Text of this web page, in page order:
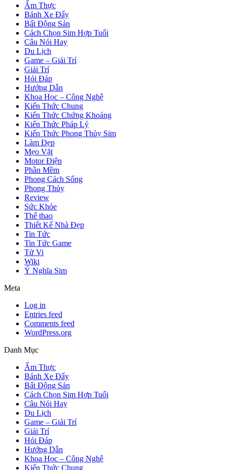
Ẩm Thực
Bánh Xe Đẩy
Bất Động Sản
Cách Chọn Sim Hợp Tuổi
Câu Nói Hay
Du Lịch
Game – Giải Trí
Giải Trí
Hỏi Đáp
Hướng Dẫn
Khoa Học – Công Nghệ
Kiến Thức Chung
Kiến Thức Chứng Khoáng
Kiến Thức Pháp Lý
Kiến Thức Phong Thủy Sim
Làm Đẹp
Mẹo Vặt
Motor Điện
Phần Mềm
Phong Cách Sống
Phong Thủy
Review
Sức Khỏe
Thể thao
Thiết Kế Nhà Đẹp
Tin Tức
Tin Tức Game
Tử Vi
Wiki
Ý Nghĩa Sim
Meta
Log in
Entries feed
Comments feed
WordPress.org
Danh Mục
Ẩm Thực
Bánh Xe Đẩy
Bất Động Sản
Cách Chọn Sim Hợp Tuổi
Câu Nói Hay
Du Lịch
Game – Giải Trí
Giải Trí
Hỏi Đáp
Hướng Dẫn
Khoa Học – Công Nghệ
Kiến Thức Chung